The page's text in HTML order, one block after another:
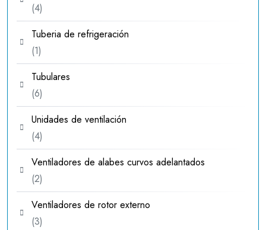
44
productos
Tuberia de refrigeración
11
producto
Tubulares
66
productos
Unidades de ventilación
44
productos
Ventiladores de alabes curvos adelantados
22
productos
Ventiladores de rotor externo
33